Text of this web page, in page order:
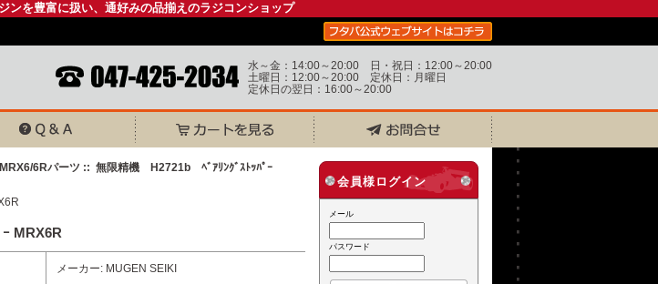
ンを豊富に扱い、通好みの品揃えのラジコンショップ
水～金：14:00～20:00 日・祝日：12:00～20:00
土曜日：12:00～20:00 定休日：月曜日
定休日の翌日：16:00～20:00
6Rパーツ :: 無限精機 H2721b ﾍﾞｱﾘﾝｸﾞｽﾄｯﾊﾟｰ
MRX6R
メーカー: MUGEN SEIKI
会員様ログイン
メール
パスワード